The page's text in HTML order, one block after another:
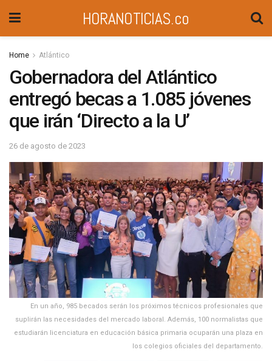
HORANOTICIAS.co
Home Atlántico
Gobernadora del Atlántico
entregó becas a 1.085 jóvenes
que irán ‘Directo a la U’
26 de agosto de 2023
En un año, 985 becados serán los próximos técnicos profesionales que
suplirán las necesidades del mercado laboral. Además, 100 normalistas que
estudiarán licenciatura en educación básica primaria ocuparán una plaza en
los colegios oficiales del departamento.